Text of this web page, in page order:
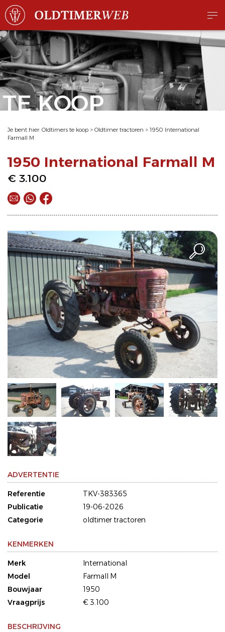
TE KOOP
Je bent hier: Oldtimers te koop > Oldtimer tractoren > 1950 International
Farmall M
1950 International Farmall M
€ 3.100
ADVERTENTIE
Referentie
TKV-383365
Publicatie
19-06-2026
Categorie
oldtimer tractoren
KENMERKEN
Merk
International
Model
Farmall M
Bouwjaar
1950
Vraagprijs
€ 3.100
BESCHRIJVING